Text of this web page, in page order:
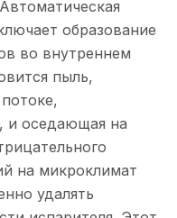
образование
во внутреннем
пыль,
и оседающая на
на микроклимат
удалять